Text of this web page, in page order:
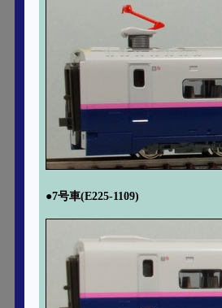
●7号車(E225-1109)